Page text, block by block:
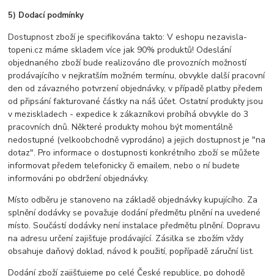
5) Dodací podmínky
Dostupnost zboží je specifikována takto: V eshopu nezavisla-
topeni.cz máme skladem více jak 90% produktů! Odeslání
objednaného zboží bude realizováno dle provozních možností
prodávajícího v nejkratším možném termínu, obvykle další pracovní
den od závazného potvrzení objednávky, v případě platby předem
od připsání fakturované částky na náš účet. Ostatní produkty jsou
v meziskladech - expedice k zákazníkovi probíhá obvykle do 3
pracovních dnů. Některé produkty mohou být momentálně
nedostupné (velkoobchodně vyprodáno) a jejich dostupnost je "na
dotaz". Pro informace o dostupnosti konkrétního zboží se můžete
informovat předem telefonicky či emailem, nebo o ní budete
informováni po obdržení objednávky.
Místo odběru je stanoveno na základě objednávky kupujícího. Za
splnění dodávky se považuje dodání předmětu plnění na uvedené
místo. Součástí dodávky není instalace předmětu plnění. Dopravu
na adresu určení zajišťuje prodávající. Zásilka se zbožím vždy
obsahuje daňový doklad, návod k použití, popřípadě záruční list.
Dodání zboží zajišťujeme po celé České republice, po dohodě